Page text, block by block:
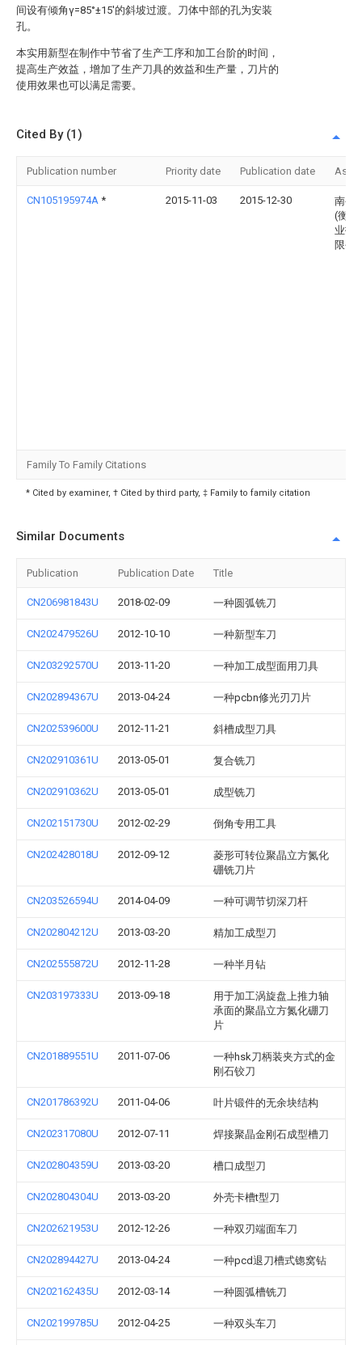
间设有倾角γ=85°±15′的斜坡过渡。刀体中部的孔为安装
孔。
本实用新型在制作中节省了生产工序和加工台阶的时间，
提高生产效益，增加了生产刀具的效益和生产量，刀片的
使用效果也可以满足需要。
Cited By (1)
Publication number Priority date Publication date
CN105195974A * 2015-11-03 2015-12-30
南岳
(衡阳
业技
限公
Family To Family Citations
* Cited by examiner, † Cited by third party, ‡ Family to family citation
Similar Documents
Publication Publication Date Title
CN206981843U 2018-02-09 一种圆弧铣刀
CN202479526U 2012-10-10 一种新型车刀
CN203292570U 2013-11-20 一种加工成型面用刀具
CN202894367U 2013-04-24 一种pcbn修光刃刀片
CN202539600U 2012-11-21 斜槽成型刀具
CN202910361U 2013-05-01 复合铣刀
CN202910362U 2013-05-01 成型铣刀
CN202151730U 2012-02-29 倒角专用工具
CN202428018U 2012-09-12
菱形可转位聚晶立方氮化
硼铣刀片
CN203526594U 2014-04-09 一种可调节切深刀杆
CN202804212U 2013-03-20 精加工成型刀
CN202555872U 2012-11-28 一种半月钻
CN203197333U 2013-09-18
用于加工涡旋盘上推力轴
承面的聚晶立方氮化硼刀
片
CN201889551U 2011-07-06
一种hsk刀柄装夹方式的金
刚石铰刀
CN201786392U 2011-04-06 叶片锻件的无余块结构
CN202317080U 2012-07-11 焊接聚晶金刚石成型槽刀
CN202804359U 2013-03-20 槽口成型刀
CN202804304U 2013-03-20 外壳卡槽t型刀
CN202621953U 2012-12-26 一种双刃端面车刀
CN202894427U 2013-04-24 一种pcd退刀槽式锪窝钻
CN202162435U 2012-03-14 一种圆弧槽铣刀
CN202199785U 2012-04-25 一种双头车刀